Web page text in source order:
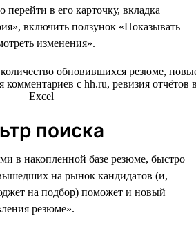
перейти в его карточку, вкладка
включить ползунок «Показывать
изменения».
поиска
в накопленной базе резюме, быстро
на рынок кандидатов (и,
на подбор) поможет и новый
резюме».